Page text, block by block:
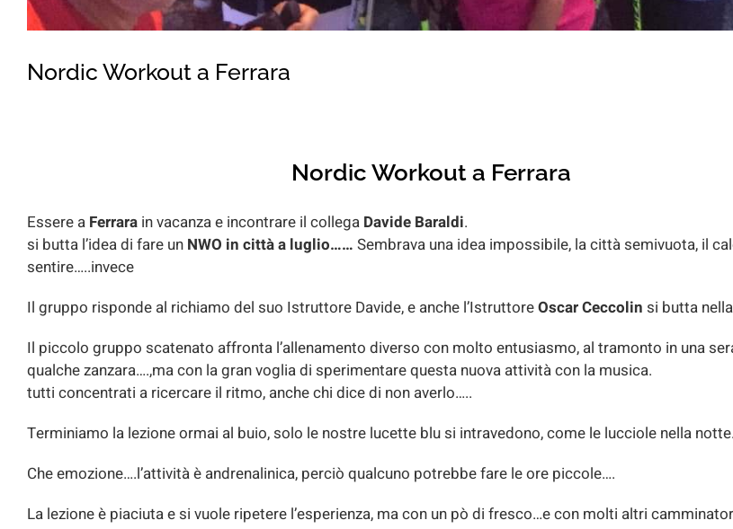
Nordic Workout a Ferrara
Nordic Workout a Ferrara
Essere a Ferrara in vacanza e incontrare il collega Davide Baraldi.
si butta l’idea di fare un NWO in città a luglio…… Sembrava una idea impossibile, la città semivuota, il
sentire…..invece
Il gruppo risponde al richiamo del suo Istruttore Davide, e anche l’IstruttoreOscar Ceccolin si butta
Il piccolo gruppo scatenato affronta l’allenamento diverso con molto entusiasmo, al tramonto in una
qualche zanzara….,ma con la gran voglia di sperimentare questa nuova attività con la
tutti concentrati a ricercare il ritmo, anche chi dice di non averlo…..
Terminiamo la lezione ormai al buio, solo le nostre lucette blu si intravedono, come le lucciole nella notte.
Che emozione….l’attività è andrenalinica, perciò qualcuno potrebbe fare le ore piccole….
La lezione è piaciuta e si vuole ripetere l’esperienza, ma con un pò di fresco…e con molti altri